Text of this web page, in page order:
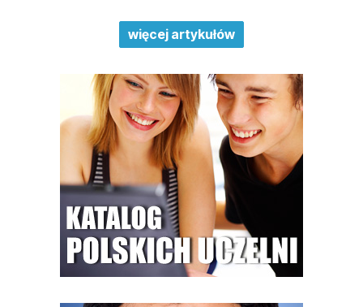
więcej artykułów